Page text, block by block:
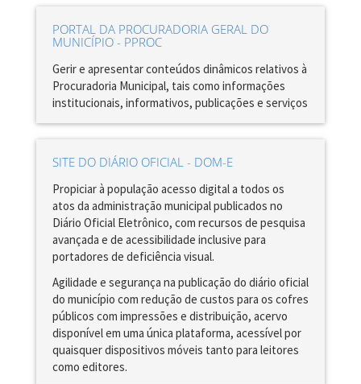
PORTAL DA PROCURADORIA GERAL DO
MUNICÍPIO - PPROC
Gerir e apresentar conteúdos dinâmicos relativos à
Procuradoria Municipal, tais como informações
institucionais, informativos, publicações e serviços
SITE DO DIÁRIO OFICIAL - DOM-E
Propiciar à população acesso digital a todos os
atos da administração municipal publicados no
Diário Oficial Eletrônico, com recursos de pesquisa
avançada e de acessibilidade inclusive para
portadores de deficiência visual.
Agilidade e segurança na publicação do diário oficial
do município com redução de custos para os cofres
públicos com impressões e distribuição, acervo
disponível em uma única plataforma, acessível por
quaisquer dispositivos móveis tanto para leitores
como editores.